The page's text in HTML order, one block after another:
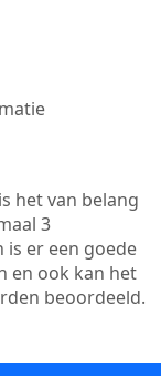
het van belang
3
is er een goede
en ook kan het
beoordeeld.